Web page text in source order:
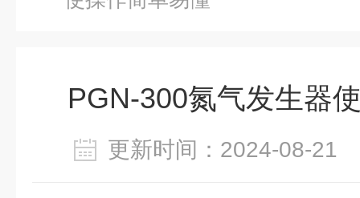
PGN-300氮气发生器
更新时间：2024-08-